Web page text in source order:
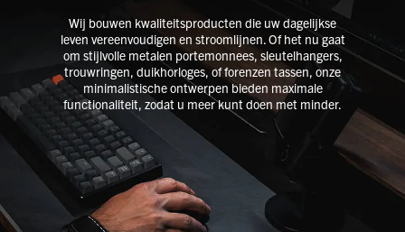
Wij bouwen kwaliteitsproducten die uw dagelijkse
leven vereenvoudigen en stroomlijnen. Of het nu gaat
om stijlvolle metalen portemonnees, sleutelhangers,
trouwringen, duikhorloges, offorenzen tassen, onze
minimalistischeontwerpen bieden maximale
functionaliteit, zodat u meer kunt doen met minder.